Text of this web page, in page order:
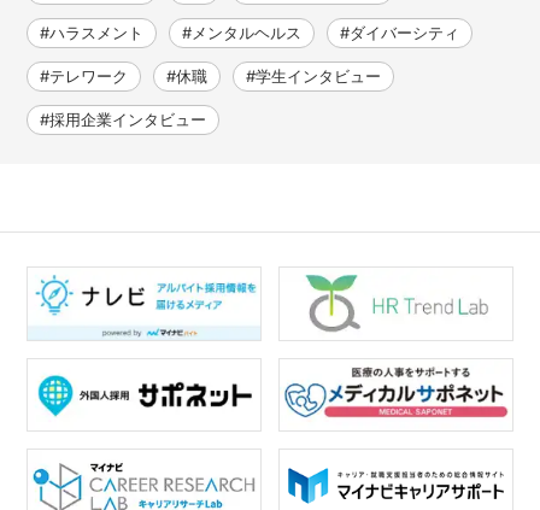
#ハラスメント #メンタルヘルス #ダイバーシティ
#テレワーク #休職 #学生インタビュー
#採用企業インタビュー